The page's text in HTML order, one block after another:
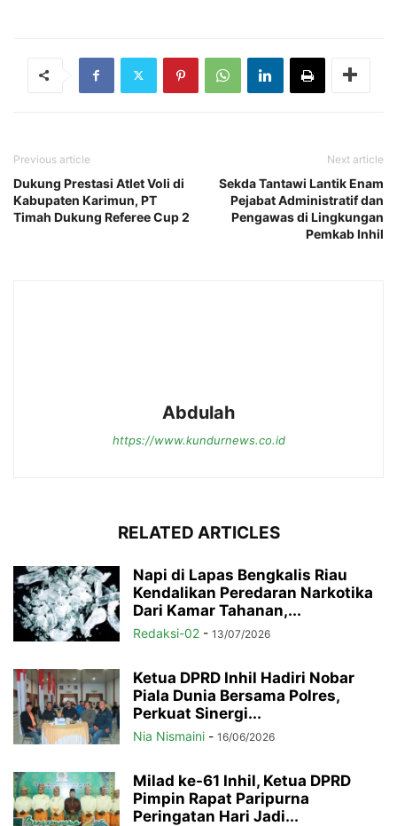
Previous article
Dukung Prestasi Atlet Voli di
Kabupaten Karimun, PT
Timah Dukung Referee Cup 2
Next article
Sekda Tantawi Lantik Enam
Pejabat Administratif dan
Pengawas di Lingkungan
Pemkab Inhil
Abdulah
https://www.kundurnews.co.id
RELATED ARTICLES
Napi di Lapas Bengkalis Riau
Kendalikan Peredaran Narkotika
Dari Kamar Tahanan,...
Redaksi-02 - 13/07/2026
Ketua DPRD Inhil Hadiri Nobar
Piala Dunia Bersama Polres,
Perkuat Sinergi...
Nia Nismaini - 16/06/2026
Milad ke-61 Inhil, Ketua DPRD
Pimpin Rapat Paripurna
Peringatan Hari Jadi...